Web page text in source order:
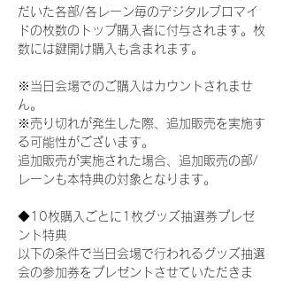
だいた各部/各レーン毎のデジタルブロマイ
ドの枚数のトップ購入者に付与されます。枚
数には鍵開け購入も含まれます。
※当日会場でのご購入はカウントされませ
ん。
※売り切れが発生した際、追加販売を実施す
る可能性がございます。
追加販売が実施された場合、追加販売の部/
レーンも本特典の対象となります。
◆10枚購入ごとに1枚グッズ抽選券プレゼ
ント特典
以下の条件で当日会場で行われるグッズ抽選
会の参加券をプレゼントさせていただきま